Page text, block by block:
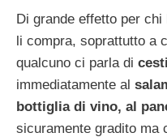
Di grande effetto per
li compra, soprattutto a
qualcuno ci parla di
immediatamente al
bottiglia di vino, al
sicuramente gradito ma